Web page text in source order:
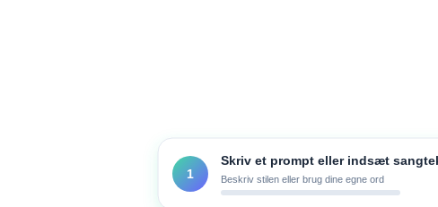
1
Skriv et prompt eller indsæt
Beskriv stilen eller brug dine egne ord